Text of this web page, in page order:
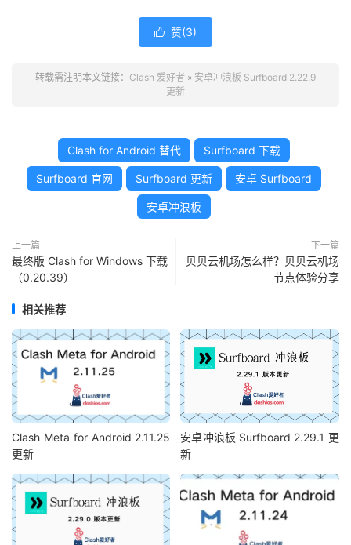
 赞(3)
转载需注明本文链接： Clash 爱好者 » 安卓冲浪板 Surfboard 2.22.9
更新
Clash for Android 替代 Surfboard 下载
Surfboard 官网 Surfboard 更新 安卓 Surfboard
安卓冲浪板
上一篇
最终版 Clash for Windows 下载
（0.20.39）
下一篇
贝贝云机场怎么样？贝贝云机场
节点体验分享
相关推荐
Clash Meta for Android 2.11.25
更新
安卓冲浪板 Surfboard 2.29.1 更
新